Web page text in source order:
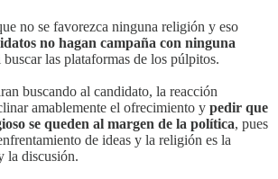
no se favorezca ninguna religión y eso
no hagan campaña con ninguna
buscar las plataformas de los púlpitos.
buscando al candidato, la reacción
amablemente el ofrecimiento y pedir que
se queden al margen de la política, pues
de ideas y la religión es la
la discusión.